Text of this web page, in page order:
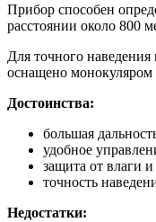
Прибор способен
расстоянии около 800
Для точного
оснащено
Достоинства:
большая
удобное
защита от влаги
точность
Недостатки: